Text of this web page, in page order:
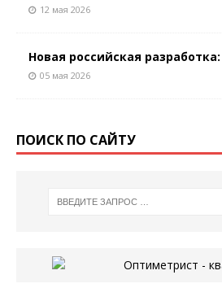
12 мая 2026
Новая российская
05 мая 2026
ПОИСК ПО САЙТУ